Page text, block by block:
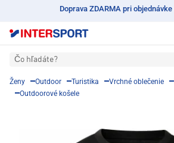
Doprava ZDARMA pri
Čo hľadáte?
Ženy Outdoor Turistika Vrchné oblečenie
Outdoorové košele